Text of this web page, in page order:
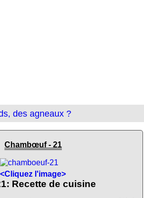
des agneaux ?
Chambœuf - 21
<Cliquez l'image>
Recette de cuisine